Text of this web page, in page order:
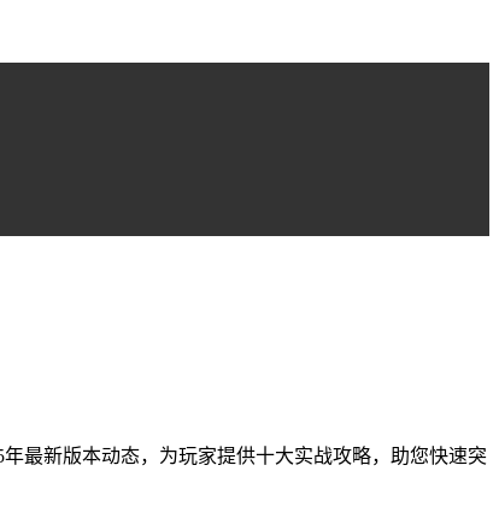
最新版本动态，为玩家提供十大实战攻略，助您快速突